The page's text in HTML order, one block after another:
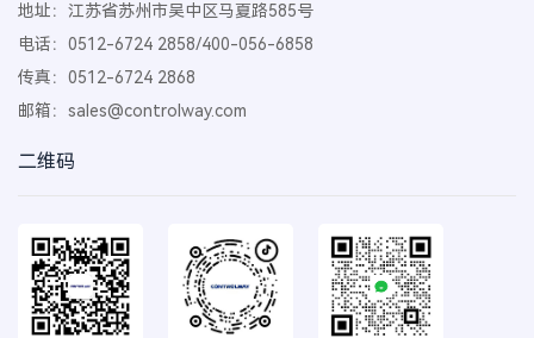
地址：江苏省苏州市吴中区马夏路585号
电话：0512-6724 2858/400-056-6858
传真：0512-6724 2868
邮箱： sales@controlway.com
二维码